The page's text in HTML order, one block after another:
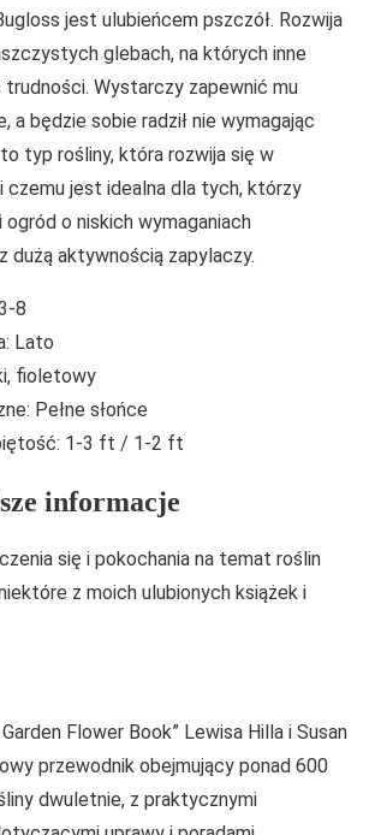
jest ulubieńcem pszczół. Rozwija
glebach, na których inne
trudności. Wystarczy zapewnić mu
a będzie sobie radził nie wymagając
typ rośliny, która rozwija się w
czemu jest idealna dla tych, którzy
o niskich wymaganiach
dużą aktywnością zapylaczy.
8
Lato
fioletowy
Pełne słońce
1-3 ft / 1-2 ft
informacje
się i pokochania na temat roślin
z moich ulubionych książek i
Flower Book” Lewisa Hilla i Susan
przewodnik obejmujący ponad 600
dwuletnie, z praktycznymi